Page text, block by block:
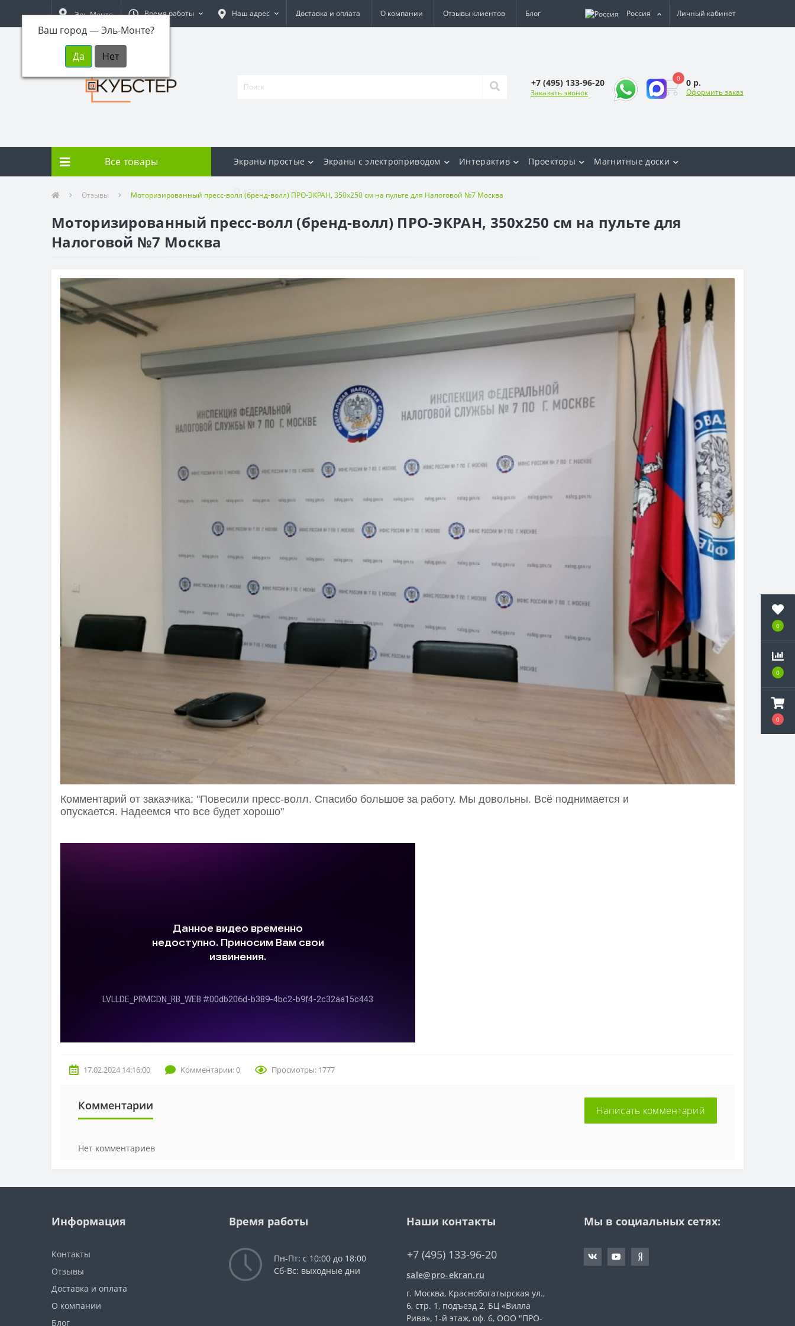
0
0
0
Эль-Монте
Ваш город —Эль-Монте?
Время работы Наш адрес Доставка и оплата О компании Отзывы клиентов Блог Россия Личный кабинет
+7 (495) 133-96-20
Заказать звонок
0 0 р.
Оформить заказ
Все товары Экраны простые Экраны с электроприводом Интерактив Проекторы Магнитные доски
О компании
Отзывы Моторизированный пресс-волл (бренд-волл) ПРО-ЭКРАН, 350х250 см на пульте для Налоговой №7 Москва
Моторизированный пресс-волл (бренд-волл) ПРО-ЭКРАН, 350х250 см на пульте для
Налоговой №7 Москва
Комментарий от заказчика: "Повесили пресс-волл. Спасибо большое за работу. Мы довольны. Всё поднимается и
опускается. Надеемся что все будет хорошо"
17.02.2024 14:16:00 Комментарии: 0 Просмотры: 1777
Комментарии Написать комментарий
Нет комментариев
Информация
Контакты
Отзывы
Доставка и оплата
О компании
Блог
Время работы
Пн-Пт: с 10:00 до 18:00
Сб-Вс: выходные дни
Наши контакты
+7 (495) 133-96-20
sale@pro-ekran.ru
г. Москва, Краснобогатырская ул.,
6, стр. 1, подъезд 2, БЦ «Вилла
Рива», 1-й этаж, оф. 6, ООО "ПРО-
Мы в социальных сетях: